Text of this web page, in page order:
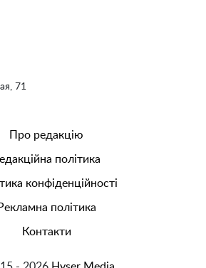
71
Про редакцію
політика
конфіденційності
Рекламна політика
Контакти